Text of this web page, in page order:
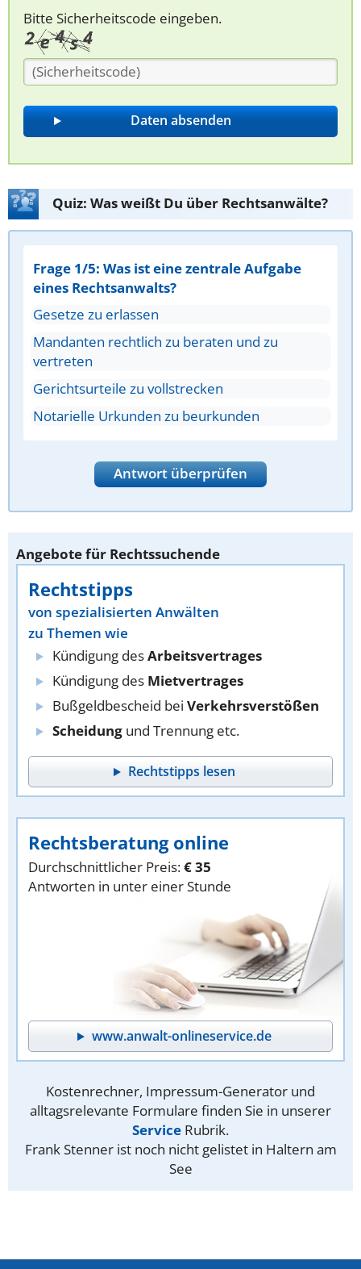
Bitte Sicherheitscode eingeben.
Quiz: Was weißt Du über Rechtsanwälte?
Frage 1/5: Was ist eine zentrale Aufgabe
eines Rechtsanwalts?
Gesetze zu erlassen
Mandanten rechtlich zu beraten und zu
vertreten
Gerichtsurteile zu vollstrecken
Notarielle Urkunden zu beurkunden
Antwort überprüfen
Angebote für Rechtssuchende
Rechtstipps
von spezialisierten Anwälten
zu Themen wie
Kündigung desArbeitsvertrages
Kündigung des Mietvertrages
Bußgeldbescheid bei Verkehrsverstößen
Scheidung und Trennung etc.
Rechtstipps lesen
Rechtsberatung online
Durchschnittlicher Preis:€ 35
Antworten in unter einer Stunde
www.anwalt-onlineservice.de
Kostenrechner, Impressum-Generator und
alltagsrelevante Formulare finden Sie in unserer
Service Rubrik.
Frank Stenner ist noch nicht gelistet in Haltern am
See